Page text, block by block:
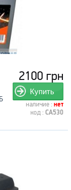
2100 грн
Купить
наличие : нет
код : CA530